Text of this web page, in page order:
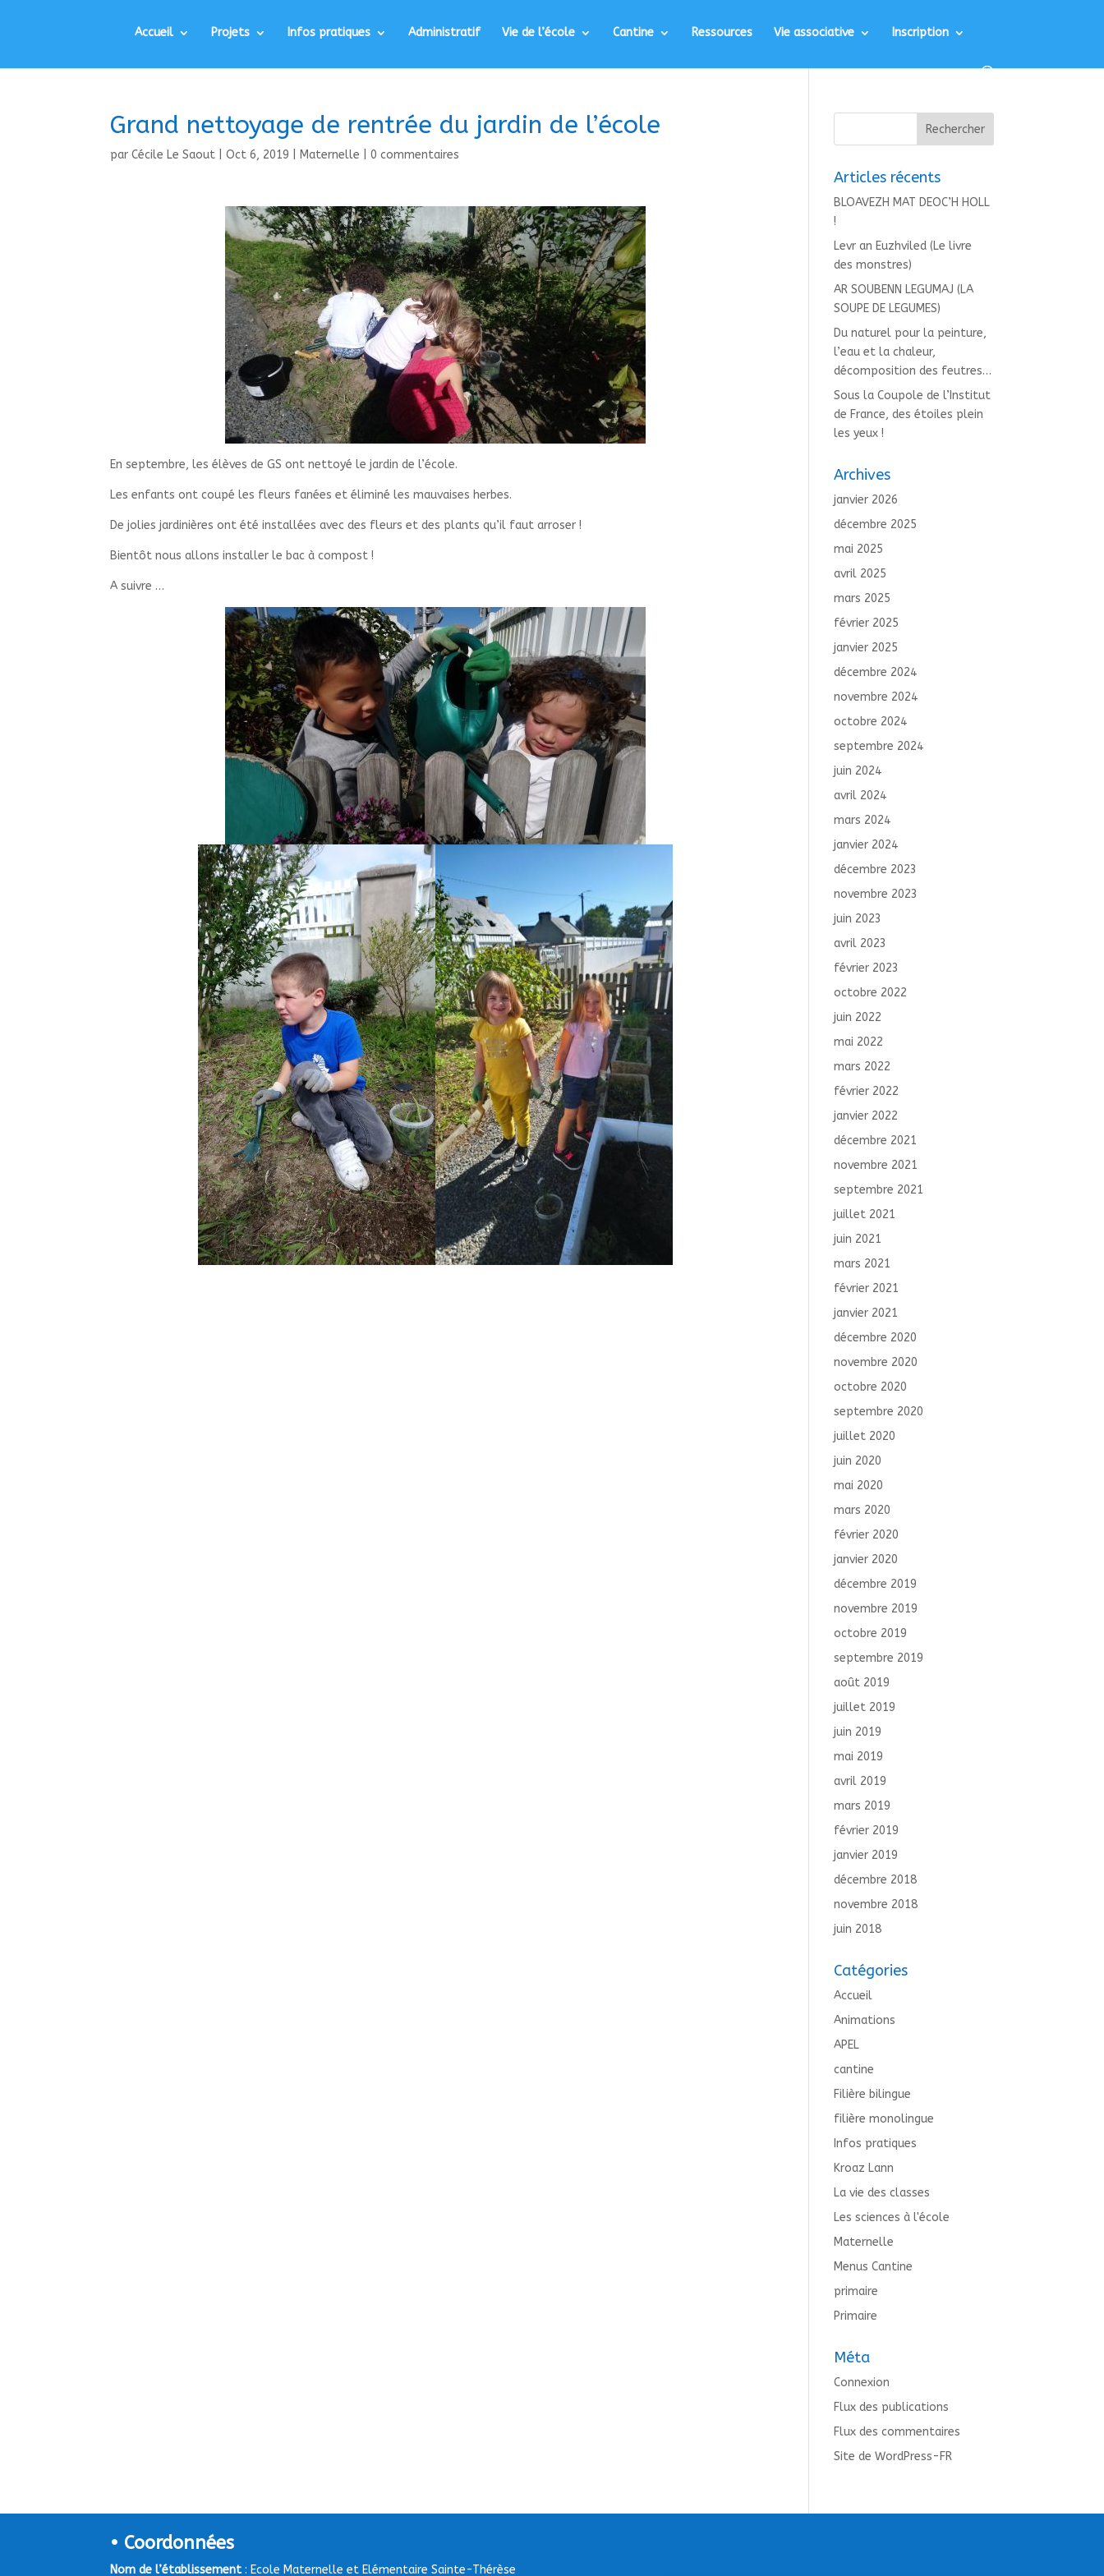
Accueil Projets Infos pratiques Administratif Vie de l’école Cantine Ressources Vie associative Inscription
Grand nettoyage de rentrée du jardin de l’école
parCécile Le Saout |Oct 6, 2019 Maternelle |0 commentaires
En septembre, les élèves de GS ont nettoyé le jardin de l’école.
Les enfants ont coupé les fleurs fanées et éliminé les mauvaises herbes.
De jolies jardinières ont été installées avec des fleurs et des plants qu’il faut arroser !
Bientôt nous allons installer le bac à compost !
A suivre …
Articles récents
BLOAVEZH MAT DEOC’H HOLL
!
Levr an Euzhviled (Le livre
des monstres)
AR SOUBENN LEGUMAJ (LA
SOUPE DE LEGUMES)
Du naturel pour la peinture,
l’eau et la chaleur,
décomposition des feutres…
Sous la Coupole de l’Institut
de France, des étoiles plein
les yeux !
Archives
janvier 2026
décembre 2025
mai 2025
avril 2025
mars 2025
février 2025
janvier 2025
décembre 2024
novembre 2024
octobre 2024
septembre 2024
juin 2024
avril 2024
mars 2024
janvier 2024
décembre 2023
novembre 2023
juin 2023
avril 2023
février 2023
octobre 2022
juin 2022
mai 2022
mars 2022
février 2022
janvier 2022
décembre 2021
novembre 2021
septembre 2021
juillet 2021
juin 2021
mars 2021
février 2021
janvier 2021
décembre 2020
novembre 2020
octobre 2020
septembre 2020
juillet 2020
juin 2020
mai 2020
mars 2020
février 2020
janvier 2020
décembre 2019
novembre 2019
octobre 2019
septembre 2019
août 2019
juillet 2019
juin 2019
mai 2019
avril 2019
mars 2019
février 2019
janvier 2019
décembre 2018
novembre 2018
juin 2018
Catégories
Accueil
Animations
APEL
cantine
Filière bilingue
filière monolingue
Infos pratiques
Kroaz Lann
La vie des classes
Les sciences à l'école
Maternelle
Menus Cantine
primaire
Primaire
Méta
Connexion
Flux des publications
Flux des commentaires
Site de WordPress-FR
• Coordonnées
Nom de l’établissement: Ecole Maternelle et Elémentaire Sainte-Thérèse